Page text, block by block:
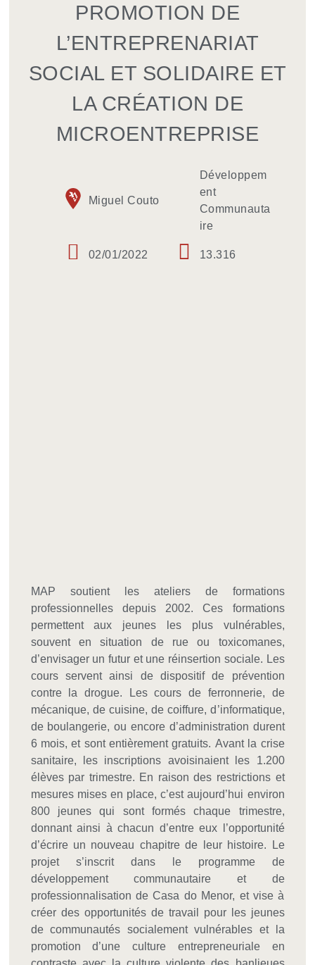
PROMOTION DE
L’ENTREPRENARIAT
SOCIAL ET SOLIDAIRE ET
LA CRÉATION DE
MICROENTREPRISE
Miguel Couto
Développem
ent
Communauta
ire
02/01/2022 13.316
MAP soutient les ateliers de formations
professionnelles depuis 2002. Ces formations
permettent aux jeunes les plus vulnérables,
souvent en situation de rue ou toxicomanes,
d’envisager un futur et une réinsertion sociale. Les
cours servent ainsi de dispositif de prévention
contre la drogue. Les cours de ferronnerie, de
mécanique, de cuisine, de coiffure, d’informatique,
de boulangerie, ou encore d’administration durent
6 mois, et sont entièrement gratuits. Avant la crise
sanitaire, les inscriptions avoisinaient les 1.200
élèves par trimestre. En raison des restrictions et
mesures mises en place, c’est aujourd’hui environ
800 jeunes qui sont formés chaque trimestre,
donnant ainsi à chacun d’entre eux l’opportunité
d’écrire un nouveau chapitre de leur histoire. Le
projet s’inscrit dans le programme de
développement communautaire et de
professionnalisation de Casa do Menor, et vise à
créer des opportunités de travail pour les jeunes
de communautés socialement vulnérables et la
promotion d’une culture entrepreneuriale en